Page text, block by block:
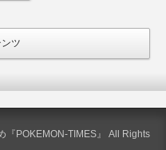
ツ
POKEMON-TIMES』 All Rights